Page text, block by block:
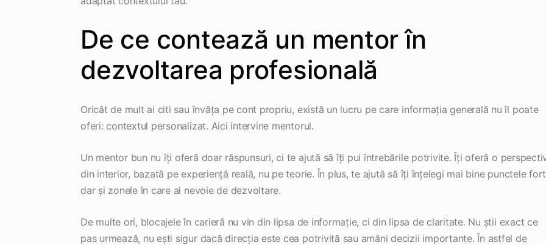
De ce contează un mentor în
dezvoltarea profesională
Oricât de mult ai citi sau învăța pe cont propriu, există un lucru pe care informația generală nu îl poate
oferi: contextul personalizat. Aici intervine mentorul.
Un mentor bun nu îți oferă doar răspunsuri, ci te ajută să îți pui întrebările potrivite. Îți oferă o
din interior, bazată pe experiență reală, nu pe teorie. În plus, te ajută să îți înțelegi mai bine punctele
dar și zonele în care ai nevoie de dezvoltare.
De multe ori, blocajele în carieră nu vin din lipsa de informație, ci din lipsa de claritate. Nu știi exact ce
pas urmează, nu ești sigur dacă direcția este cea potrivită sau amâni decizii importante. În astfel de